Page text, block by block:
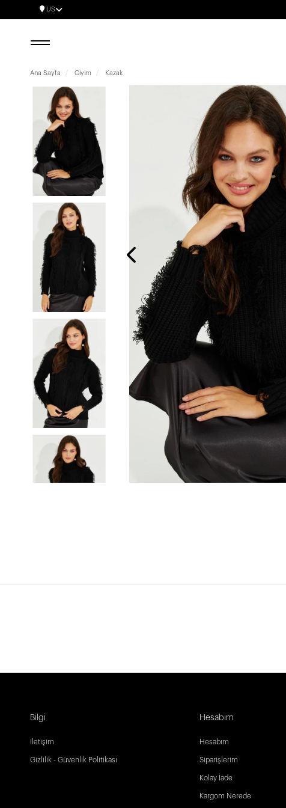
US
Ana Sayfa Giyim Kazak
Bilgi
İletişim
Gizlilik - Güvenlik Politikası
Hesabım
Hesabım
Siparişlerim
Kolay İade
Kargom Nerede